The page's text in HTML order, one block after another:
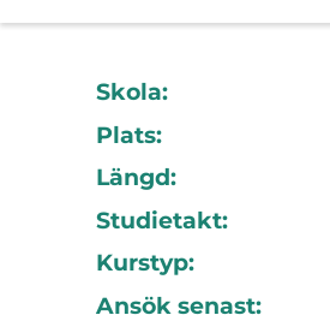
Skola:
Plats:
Längd:
Studietakt:
Kurstyp:
Ansök senast: